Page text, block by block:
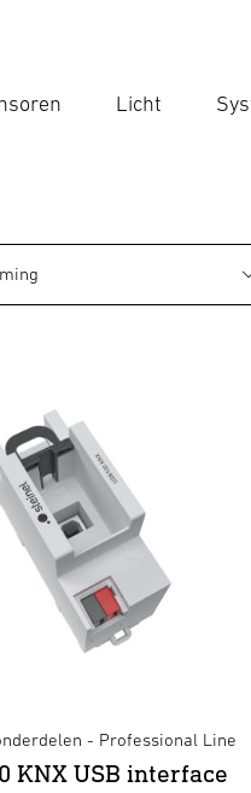
Licht
- Professional Line
KNX USB interface